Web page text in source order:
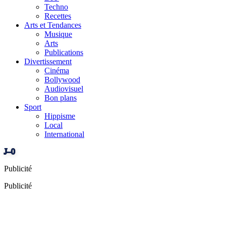
Techno
Recettes
Arts et Tendances
Musique
Arts
Publications
Divertissement
Cinéma
Bollywood
Audiovisuel
Bon plans
Sport
Hippisme
Local
International
J–0
Publicité
Publicité